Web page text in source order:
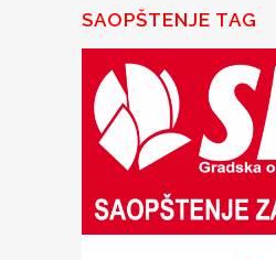
SAOPŠTENJE TAG